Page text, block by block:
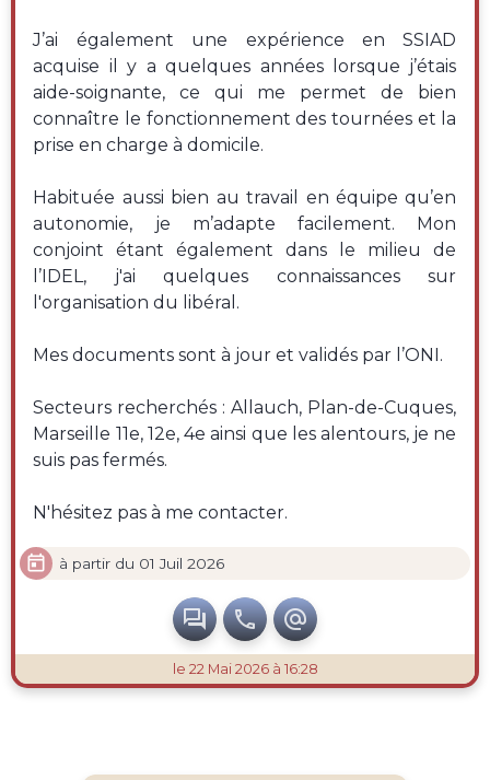
J’ai également une expérience en SSIAD
acquise il y a quelques années lorsque j’étais
aide-soignante, ce qui me permet de bien
connaître le fonctionnement des tournées et la
prise en charge à domicile.
Habituée aussi bien au travail en équipe qu’en
autonomie, je m’adapte facilement. Mon
conjoint étant également dans le milieu de
l’IDEL, j'ai quelques connaissances sur
l'organisation du libéral.
Mes documents sont à jour et validés par l’ONI.
Secteurs recherchés : Allauch, Plan-de-Cuques,
Marseille 11e, 12e, 4e ainsi que les alentours, je ne
suis pas fermés.
N'hésitez pas à me contacter.
 à partir du 01 Juil 2026
  
le 22 Mai 2026 à 16:28